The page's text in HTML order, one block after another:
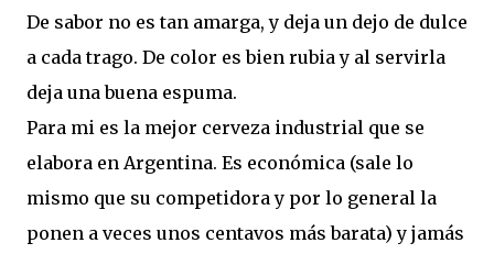
De sabor no es tan amarga, y deja un dejo de dulce
a cada trago. De color es bien rubia y al servirla
deja una buena espuma.
Para mi es la mejor cerveza industrial que se
elabora en Argentina. Es económica (sale lo
mismo que su competidora y por lo general la
ponen a veces unos centavos más barata) y jamás